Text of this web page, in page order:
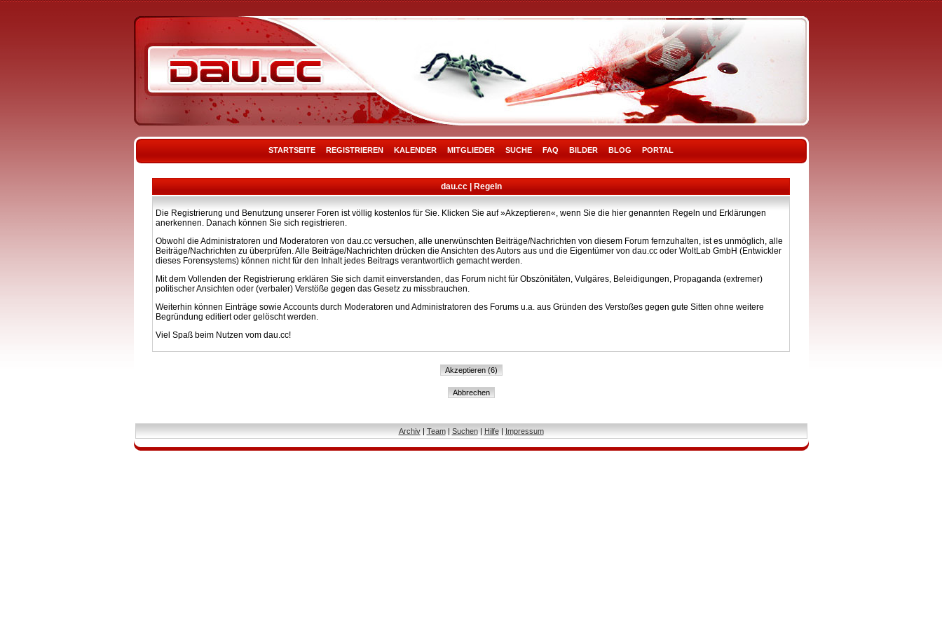
STARTSEITE REGISTRIEREN KALENDER MITGLIEDER SUCHE FAQ BILDER BLOG PORTAL
dau.cc | Regeln
Die Registrierung und Benutzung unserer Foren ist völlig kostenlos für Sie. Klicken Sie auf »Akzeptieren«, wenn Sie die hier genannten Regeln und Erklärungen
anerkennen. Danach können Sie sich registrieren.
Obwohl die Administratoren und Moderatoren von dau.cc versuchen, alle unerwünschten Beiträge/Nachrichten von diesem Forum fernzuhalten, ist es unmöglich, alle
Beiträge/Nachrichten zu überprüfen. Alle Beiträge/Nachrichten drücken die Ansichten des Autors aus und die Eigentümer von dau.cc oder WoltLab GmbH (Entwickler
dieses Forensystems) können nicht für den Inhalt jedes Beitrags verantwortlich gemacht werden.
Mit dem Vollenden der Registrierung erklären Sie sich damit einverstanden, das Forum nicht für Obszönitäten, Vulgäres, Beleidigungen, Propaganda (extremer)
politischer Ansichten oder (verbaler) Verstöße gegen das Gesetz zu missbrauchen.
Weiterhin können Einträge sowie Accounts durch Moderatoren und Administratoren des Forums u.a. aus Gründen des Verstoßes gegen gute Sitten ohne weitere
Begründung editiert oder gelöscht werden.
Viel Spaß beim Nutzen vom dau.cc!
Archiv| Team| Suchen| Hilfe| Impressum